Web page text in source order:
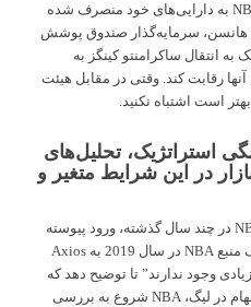
توانایی خود برای افزودن یک تیم NBA به دارایی‌های خود منصرف شده
سرمایه‌گذار صندوق پوشش
بسیار نزدیک به انتقال ساکرامنتو کینگز به
آنها رقابت کند. وقتی در مقابل هیئت
است اشتباه نکنید.
استراتژیک، تحلیل‌های
در این شرایط متغیر و
احتمالاً بزرگترین روند در مالکیت NBA در چند سال گذشته، ورود پیوسته
و مجاز سرمایه نهادی بوده است. یک منبع NBA در سال 2019 به Axios
وجود ندارند” تا توضیح دهد که
چرا، با ادامه افزایش هزینه خرید سهام در لیگ، NBA شروع به بررسی